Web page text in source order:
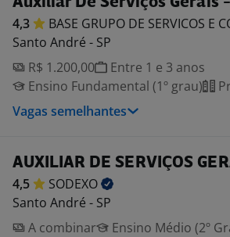
4,3 BASE GRUPO DE SERVICOS E
Santo André - SP
R$ 1.200,00
Entre 1 e 3 anos
Ensino Fundamental (1º grau)
Vagas semelhantes
AUXILIAR DE SERVIÇOS
4,5
SODEXO
Santo André - SP
A combinar
Ensino Médio (2º